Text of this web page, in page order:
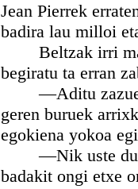
Jean Pierrek
badira lau milloi
Beltzak irri
begiratu ta erran
—Aditu zazue
geren buruek
egokiena yokoa
—Nik uste dut
badakit ongi etxe